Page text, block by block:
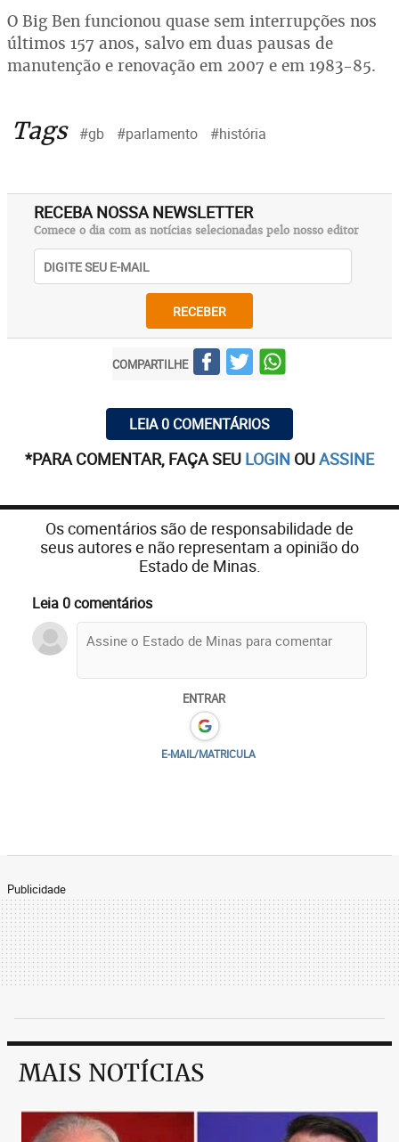
O Big Ben funcionou quase sem interrupções nos
últimos 157 anos, salvo em duas pausas de
manutenção e renovação em 2007 e em 1983-85.
Tags #gb #parlamento #história
RECEBA NOSSA NEWSLETTER
Comece o dia com as notícias selecionadas pelo nosso editor
RECEBER
COMPARTILHE
LEIA 0 COMENTÁRIOS
*PARA COMENTAR, FAÇA SEU LOGIN OUASSINE
Os comentários são de responsabilidade de
seus autores e não representam a opinião do
Estado de Minas.
Leia 0 comentários
ENTRAR
E-MAIL/MATRICULA
Publicidade
MAIS NOTÍCIAS